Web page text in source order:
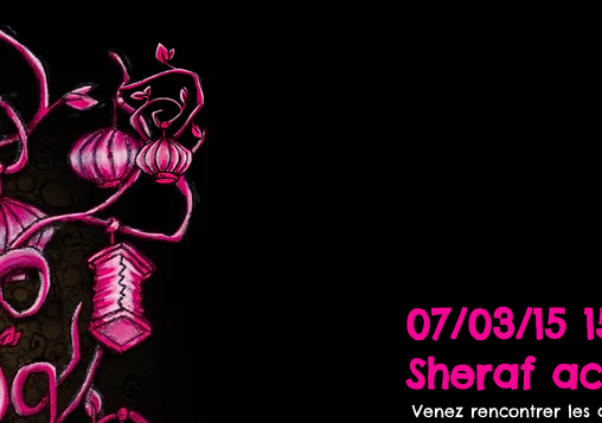
07/03/15
Sheraf
Venez rencontrer les artistes! Ils viennent specialement pour nous, pour partager leurs